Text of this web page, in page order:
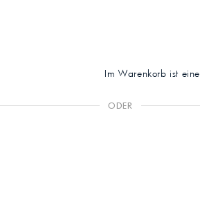
Im Warenkorb ist eine
ODER